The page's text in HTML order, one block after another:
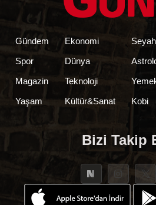
Gündem
Spor
Magazin
Yaşam
Ekonomi
Dünya
Teknoloji
Kültür&Sanat
Kobi
Bizi Takip